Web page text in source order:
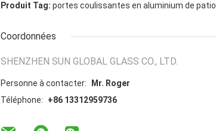
Produit Tag: portes coulissantes en aluminium de patio
Coordonnées
SHENZHEN SUN GLOBAL GLASS CO., LTD.
Personne à contacter:
Mr. Roger
Téléphone:
+86 13312959736